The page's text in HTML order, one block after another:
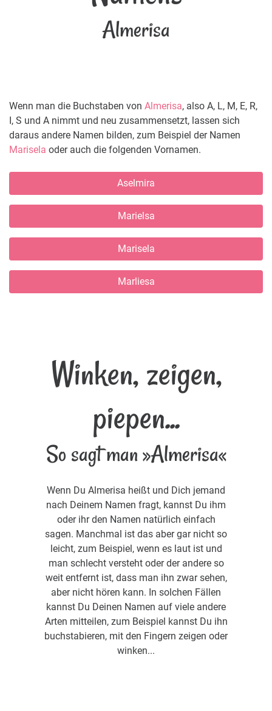
Almerisa
Wenn man die Buchstaben von Almerisa, also A, L, M, E, R,
I, S und A nimmt und neu zusammensetzt, lassen sich
daraus andere Namen bilden, zum Beispiel der Namen
Marisela oder auch die folgenden Vornamen.
Aselmira
Marielsa
Marisela
Marliesa
Winken, zeigen,
piepen...
So sagt man »Almerisa«
Wenn Du Almerisa heißt und Dich jemand
nach Deinem Namen fragt, kannst Du ihm
oder ihr den Namen natürlich einfach
sagen. Manchmal ist das aber gar nicht so
leicht, zum Beispiel, wenn es laut ist und
man schlecht versteht oder der andere so
weit entfernt ist, dass man ihn zwar sehen,
aber nicht hören kann. In solchen Fällen
kannst Du Deinen Namen auf viele andere
Arten mitteilen, zum Beispiel kannst Du ihn
buchstabieren, mit den Fingern zeigen oder
winken...